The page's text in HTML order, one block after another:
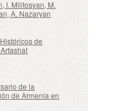
I. Militosyan, M.
A. Nazaryan
de
de la
de Armenia en